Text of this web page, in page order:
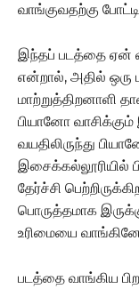
வாங்குவதற்கு
இந்தப் படத்தை ஏன்
என்றால், அதில் ஒரு
மாற்றுத்திறனாளி
பியானோ
வயதிலிருந்து
இசைக்கல்லூரியில்
தேர்ச்சி
பொருத்தமாக
உரிமையை
படத்தை வாங்கிய